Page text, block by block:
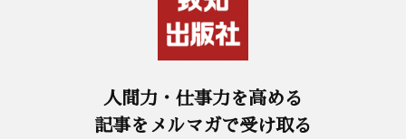
人間力・仕事力を高める
記事をメルマガで受け取る